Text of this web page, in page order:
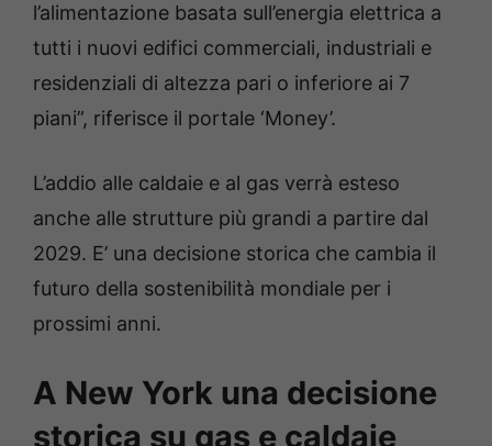
l’alimentazione basata sull’energia elettrica a
tutti i nuovi edifici commerciali, industriali e
residenziali di altezza pari o inferiore ai 7
piani”, riferisce il portale ‘Money’.
L’addio alle caldaie e al gas verrà esteso
anche alle strutture più grandi a partire dal
2029. E’ una decisione storica che cambia il
futuro della sostenibilità mondiale per i
prossimi anni.
A New York una decisione
storica su gas e caldaie